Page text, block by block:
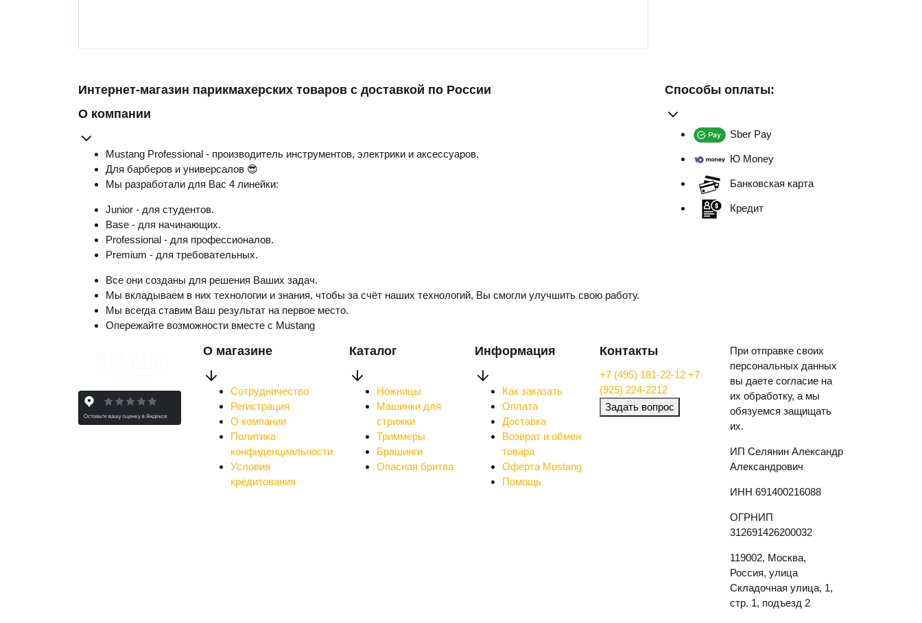
Интернет-магазин парикмахерских товаров с доставкой по России
О компании
Mustang Professional - производитель инструментов, электрики и аксессуаров.
Для барберов и универсалов 😎
Мы разработали для Вас 4 линейки:
Junior - для студентов.
Base - для начинающих.
Professional - для профессионалов.
Premium - для требовательных.
Все они созданы для решения Ваших задач.
Мы вкладываем в них технологии и знания, чтобы за счёт наших технологий, Вы смогли улучшить свою работу.
Мы всегда ставим Ваш результат на первое место.
Опережайте возможности вместе с Mustang
Способы оплаты:
Sber Pay
Ю Money
Банковская карта
Кредит
О магазине
Сотрудничество
Регистрация
О компании
Политика
конфиденциальности
Условия
кредитования
Каталог
Ножницы
Машинки для
стрижки
Триммеры
Брашинги
Опасная бритва
Информация
Как заказать
Оплата
Доставка
Возврат и обмен
товара
Оферта Mustang
Помощь
Контакты
+7 (495) 181-22-12 +7
(925) 224-2212
Задать вопрос
При отправке своих
персональных данных
вы даете согласие на
их обработку, а мы
обязуемся защищать
их.
ИП Селянин Александр
Александрович
ИНН 691400216088
ОГРНИП
312691426200032
119002, Москва,
Россия, улица
Складочная улица, 1,
стр. 1, подъезд 2